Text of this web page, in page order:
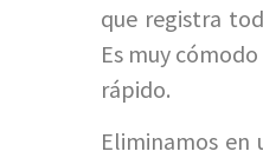
que registra
Es muy
rápido.
Eliminamos en